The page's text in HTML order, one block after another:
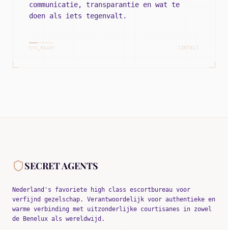
communicatie, transparantie en wat te
doen als iets tegenvalt.
SYS_READY [INTEL]
SECRET AGENTS
Nederland's favoriete high class escortbureau voor
verfijnd gezelschap. Verantwoordelijk voor authentieke en
warme verbinding met uitzonderlijke courtisanes in zowel
de Benelux als wereldwijd.